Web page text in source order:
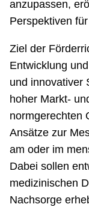
anzupassen,
Perspektiven
Ziel der
Entwicklung
und innovativer
hoher Markt-
normgerechten
Ansätze zur
am oder im
Dabei sollen
medizinischen
Nachsorge